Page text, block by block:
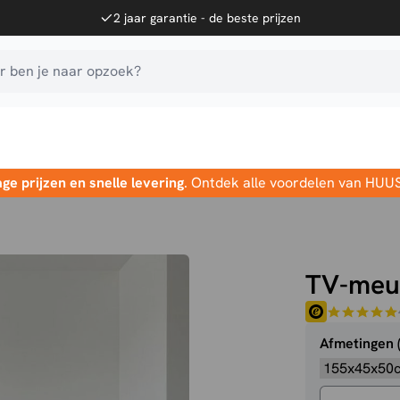
2 jaar garantie - de beste prijzen
ben je naar opzoek?
prijzen en snelle levering. Ontdek alle voordelen van
TV-
Afmetingen